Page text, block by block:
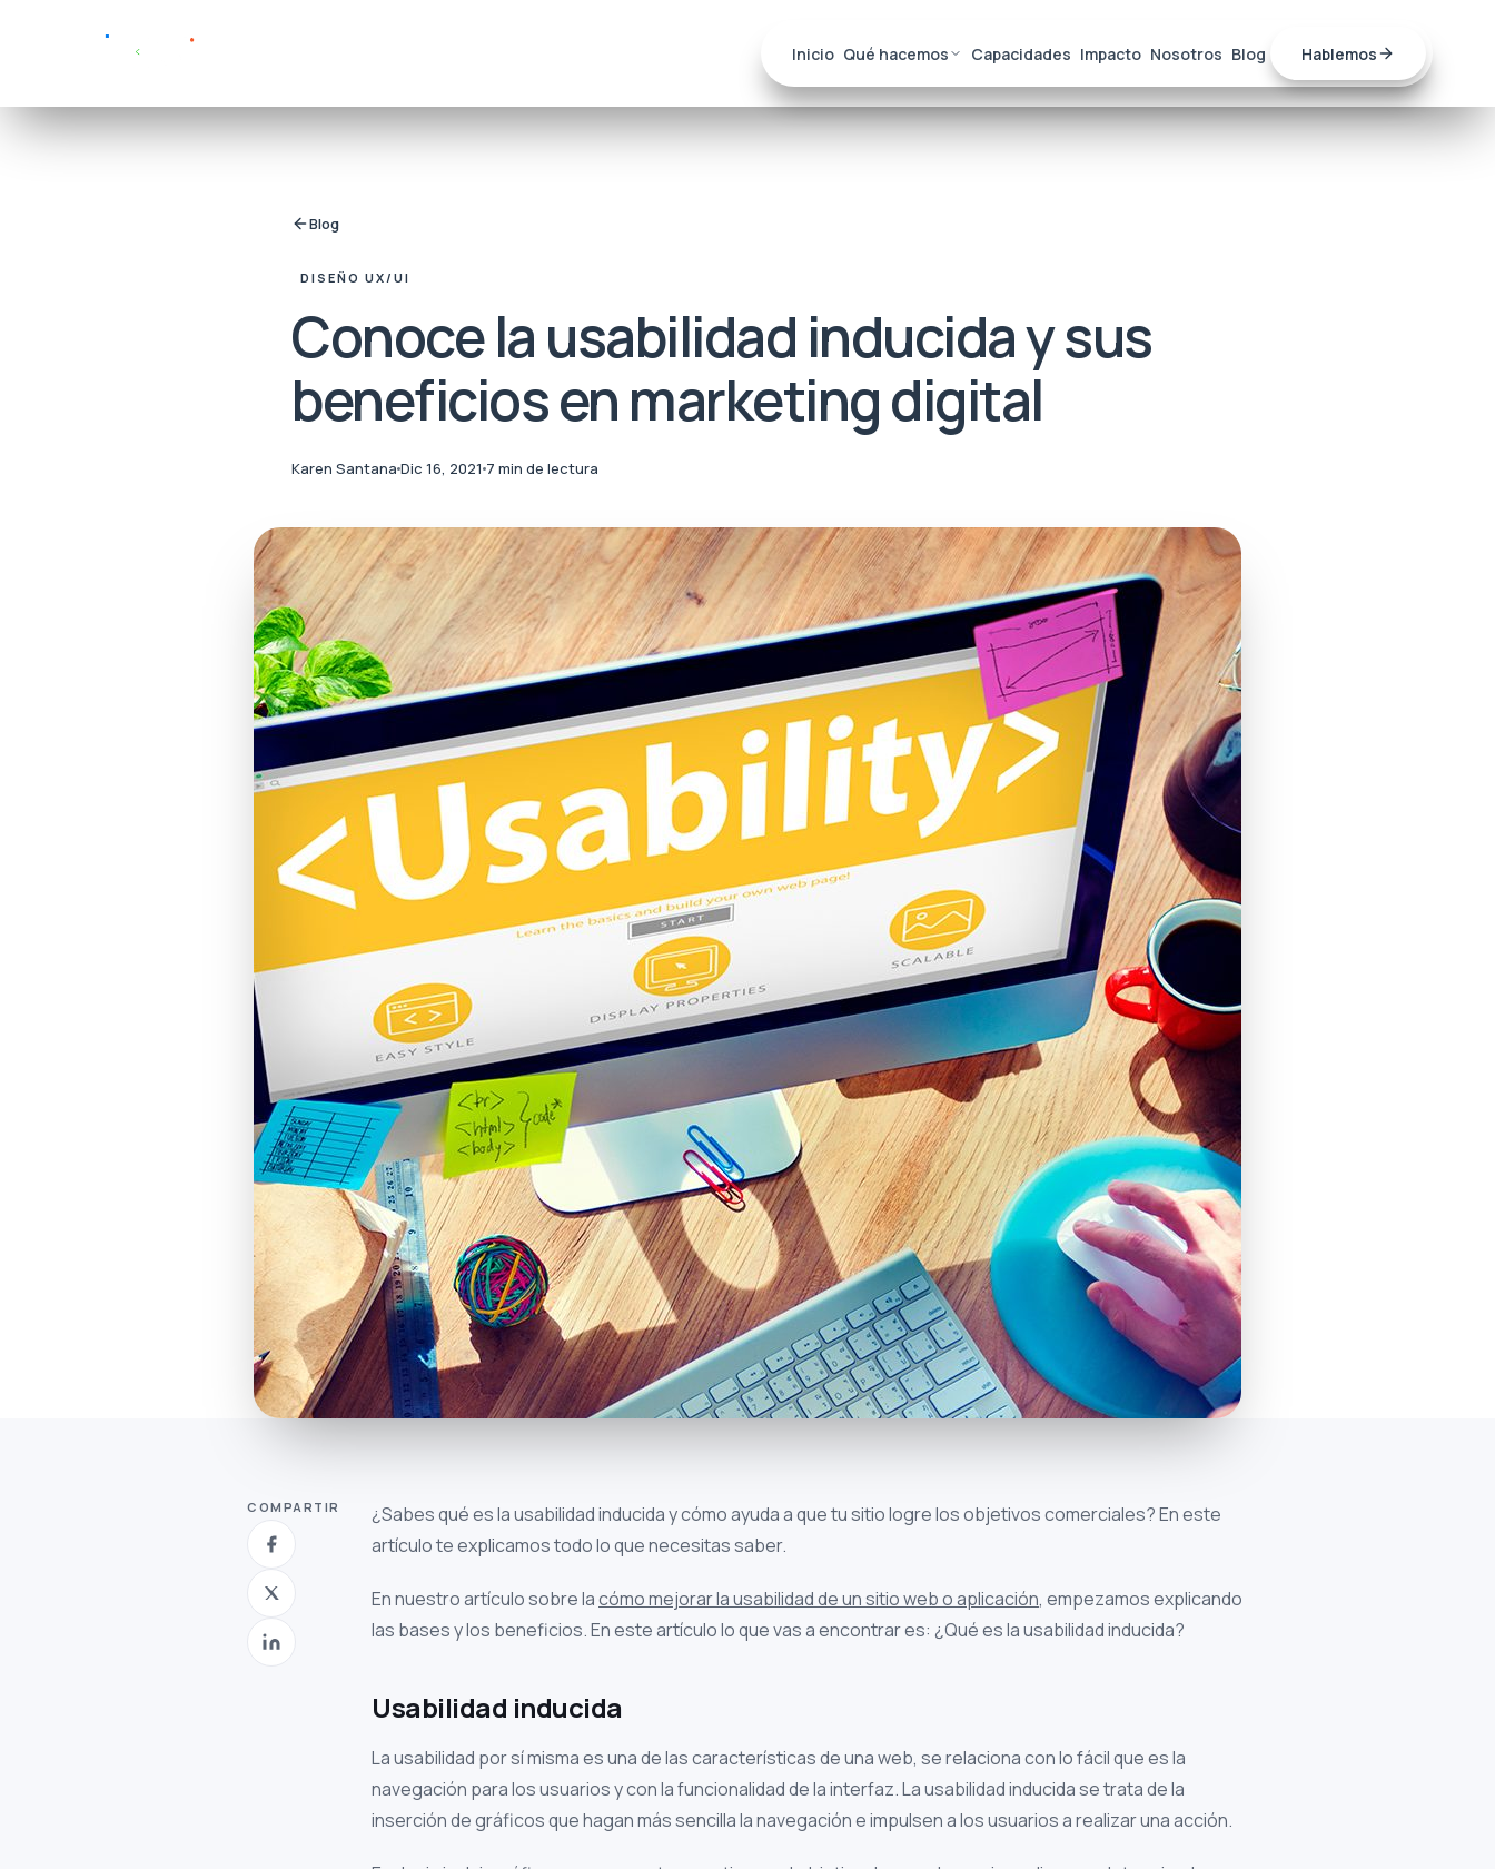
Inicio Qué hacemos Capacidades Impacto Nosotros Blog Hablemos
Blog
DISEÑO UX/UI
Conoce la usabilidad inducida y sus
beneficios en marketing digital
Karen Santana Dic 16, 2021 7 min de lectura
COMPARTIR
¿Sabes qué es la usabilidad inducida y cómo ayuda a que tu sitio logre los objetivos comerciales? En este
artículo te explicamos todo lo que necesitas saber.
En nuestro artículo sobre lacómo mejorar la usabilidad de un sitio web o aplicación, empezamos explicando
las bases y los beneficios. En este artículo lo que vas a encontrar es: ¿Qué es la usabilidad inducida?
Usabilidad inducida
La usabilidad por sí misma es una de las características de una web, se relaciona con lo fácil que es la
navegación para los usuarios y con la funcionalidad de la interfaz. La usabilidad inducida se trata de la
inserción de gráficos que hagan más sencilla la navegación e impulsen a los usuarios a realizar una acción.